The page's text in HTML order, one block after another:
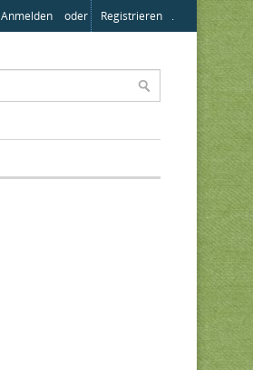
Anmelden oder Registrieren .